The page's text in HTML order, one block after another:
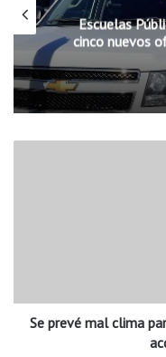
Para más detalles o
recycling.com
Escuelas
cinco nuevos
a
Se prevé mal clima